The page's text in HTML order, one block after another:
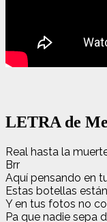
LETRA de
Real hasta la
Brr
Aquí pensando en
Estas botellas
Y en tus fotos no
Pa que nadie sepa